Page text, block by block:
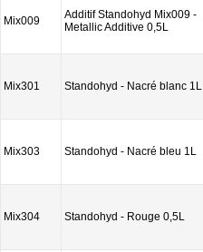
Mix009
Additif Standohyd Mix009 -
Metallic Additive 0,5L
Mix301 Standohyd - Nacré blanc 1L
Mix303 Standohyd - Nacré bleu 1L
Mix304 Standohyd - Rouge 0,5L